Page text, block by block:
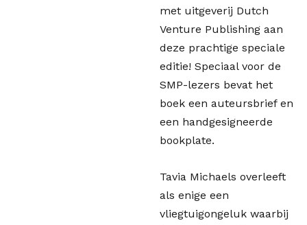
met uitgeverij Dutch
Venture Publishing aan
deze prachtige speciale
editie! Speciaal voor de
SMP-lezers bevat het
boek een auteursbrief en
een handgesigneerde
bookplate.
Tavia Michaels overleeft
als enige een
vliegtuigongeluk waarbij